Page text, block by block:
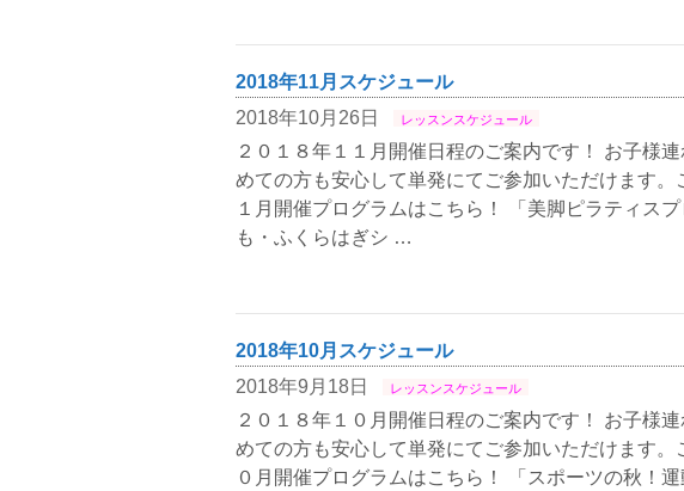
2018年11月スケジュール
2018年10月26日
レッスンスケジュール
２０１８年１１月開催日程のご案内です！ お子様
めての方も安心して単発にてご参加いただけます。
１月開催プログラムはこちら！ 「美脚ピラティス
も・ふくらはぎシ …
2018年10月スケジュール
2018年9月18日
レッスンスケジュール
２０１８年１０月開催日程のご案内です！ お子様
めての方も安心して単発にてご参加いただけます。
０月開催プログラムはこちら！ 「スポーツの秋！